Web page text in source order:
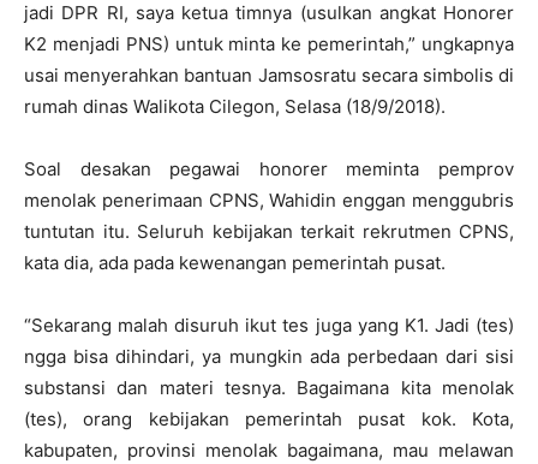
jadi DPR RI, saya ketua timnya (usulkan angkat Honorer
K2 menjadi PNS) untuk minta ke pemerintah,” ungkapnya
usai menyerahkan bantuan Jamsosratu secara simbolis di
rumah dinas Walikota Cilegon, Selasa (18/9/2018).
Soal desakan pegawai honorer meminta pemprov
menolak penerimaan CPNS, Wahidin enggan menggubris
tuntutan itu. Seluruh kebijakan terkait rekrutmen CPNS,
kata dia, ada pada kewenangan pemerintah pusat.
“Sekarang malah disuruh ikut tes juga yang K1. Jadi (tes)
ngga bisa dihindari, ya mungkin ada perbedaan dari sisi
substansi dan materi tesnya. Bagaimana kita menolak
(tes), orang kebijakan pemerintah pusat kok. Kota,
kabupaten, provinsi menolak bagaimana, mau melawan